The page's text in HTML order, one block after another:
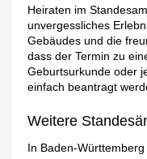
Heiraten im
unvergessliches
Gebäudes und die
dass der Termin zu
Geburtsurkunde oder
einfach beantragt
Weitere
In Baden-